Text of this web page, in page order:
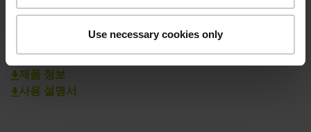
Use necessary cookies only
제품 정보
사용 설명서